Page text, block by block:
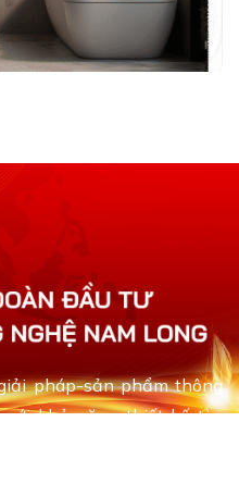
pháp-sản phẩm thông
với khả năng thiết kế tùy